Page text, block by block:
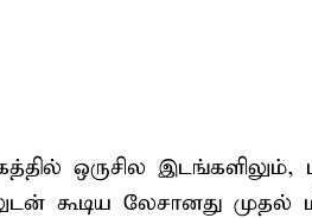
ஒருசில இடங்களிலும்,
கூடிய லேசானது